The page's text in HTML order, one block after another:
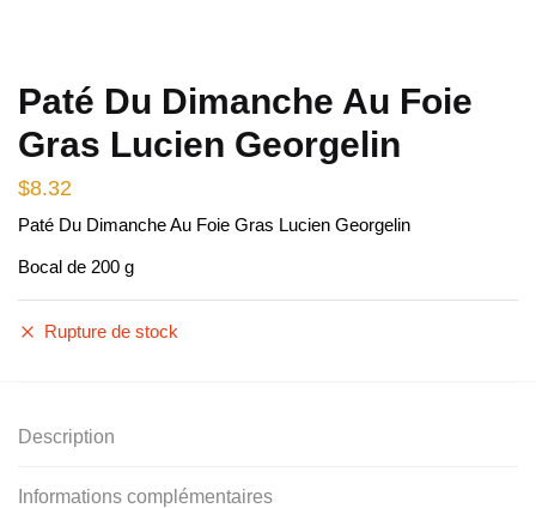
Paté Du Dimanche Au Foie
Gras Lucien Georgelin
$8.32
Paté Du Dimanche Au Foie Gras Lucien Georgelin
Bocal de 200 g
Rupture de stock
Description
Informations complémentaires